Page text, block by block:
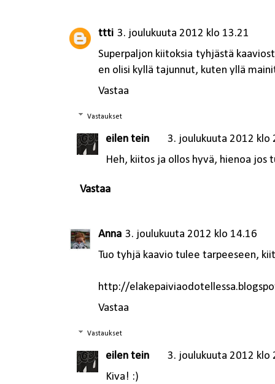
ttti 3. joulukuuta 2012 klo 13.21
Superpaljon kiitoksia tyhjästä
en olisi kyllä tajunnut, kuten yllä
Vastaa
Vastaukset
eilen tein
3. joulukuuta 2012 klo
Heh, kiitos ja ollos hyvä, hienoa jos
Vastaa
Anna 3. joulukuuta 2012 klo 14.16
Tuo tyhjä kaavio tulee tarpeeseen,
http://
Vastaa
Vastaukset
eilen tein
3. joulukuuta 2012 klo
Kiva! :)